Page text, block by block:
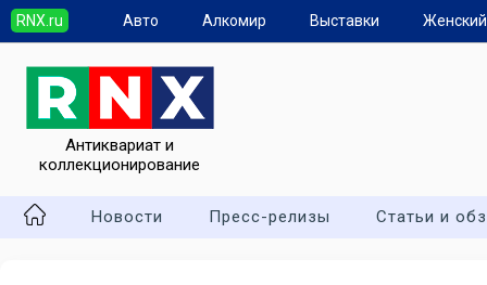
RNX.ru Авто Алкомир Выставки
Антиквариат и
коллекционирование
Новости Пресс-релизы Статьи и